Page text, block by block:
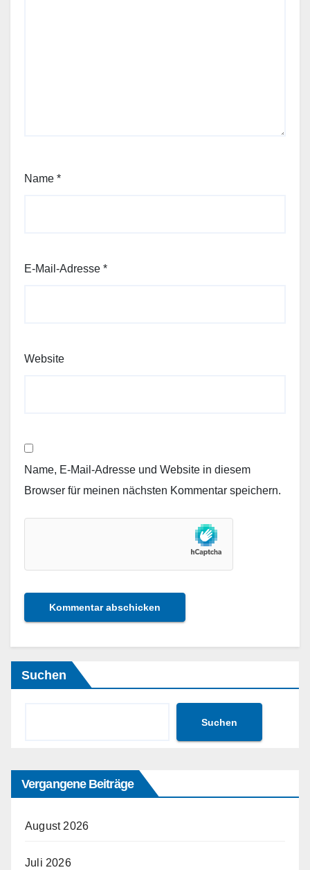
Name *
E-Mail-Adresse *
Website
Name, E-Mail-Adresse und Website in diesem
Browser für meinen nächsten Kommentar speichern.
Suchen
Suchen
Vergangene Beiträge
August 2026
Juli 2026